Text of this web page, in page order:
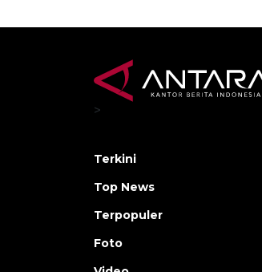
>
Terkini
Top News
Terpopuler
Foto